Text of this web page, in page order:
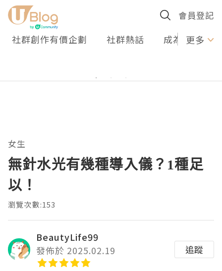
會員登記
社群創作有價企劃 社群熱話 成為U更多
女生
無針水光有幾種導入儀？1種足
以！
瀏覽次數:153
BeautyLife99
發佈於 2025.02.19
追蹤